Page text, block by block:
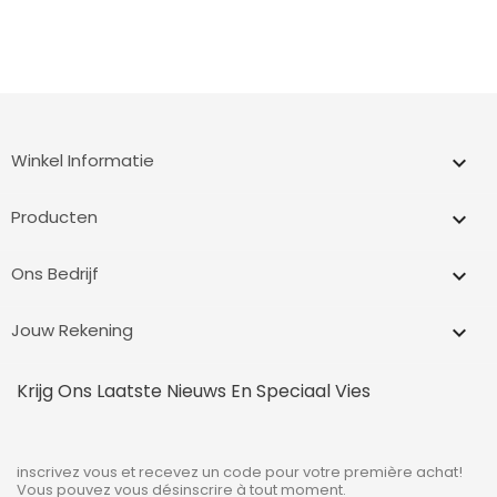
Winkel Informatie keyboard_arrow_down
Producten 
Ons Bedrijf 
Jouw Rekening 
Krijg Ons Laatste Nieuws En Speciaal Vies
inscrivez vous et recevez un code pour votre première achat!
Vous pouvez vous désinscrire à tout moment.